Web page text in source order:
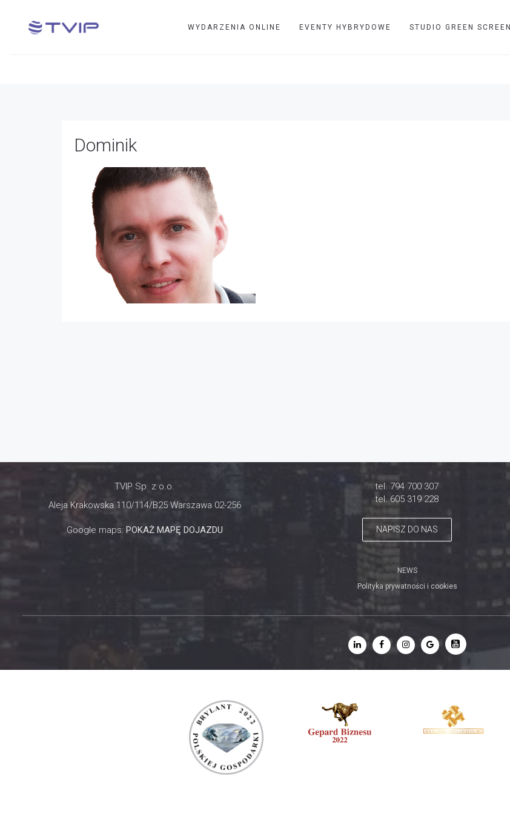
WYDARZENIA ONLINE EVENTY HYBRYDOWE STUDIO GREEN SCREEN
Dominik
TVIP Sp. z o.o.
Aleja Krakowska 110/114/B25 Warszawa 02-256
Google maps: POKAŻ MAPĘ DOJAZDU
tel. 794 700 307
tel. 605 319 228
NAPISZ DO NAS
NEWS
Polityka prywatności i cookies